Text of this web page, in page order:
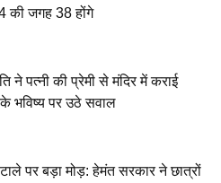
की जगह 38 होंगे
ने पत्नी की प्रेमी से मंदिर में कराई
के भविष्य पर उठे सवाल
पर बड़ा मोड़: हेमंत सरकार ने छात्रों